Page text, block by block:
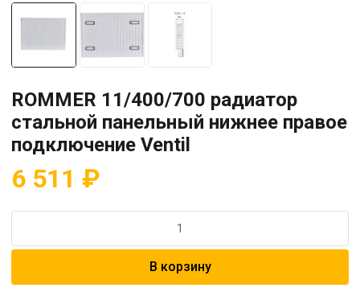
ROMMER 11/400/700 радиатор
стальной панельный нижнее правое
подключение Ventil
6 511 ₽
ROMMER
В корзину